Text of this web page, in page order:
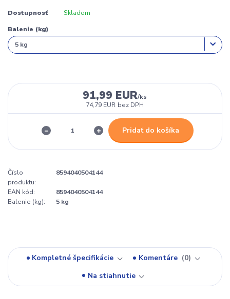
Dostupnosť Skladom
Balenie (kg)
91,99 EUR/ks
74,79 EUR bez DPH
Pridať do košíka
Číslo
produktu:
8594040504144
EAN kód:
8594040504144
Balenie (kg):
5 kg
Kompletné špecifikácie Komentáre
0
Na stiahnutie